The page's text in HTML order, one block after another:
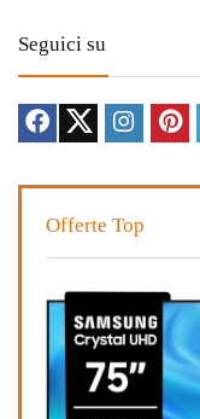
Seguici su
Offerte Top